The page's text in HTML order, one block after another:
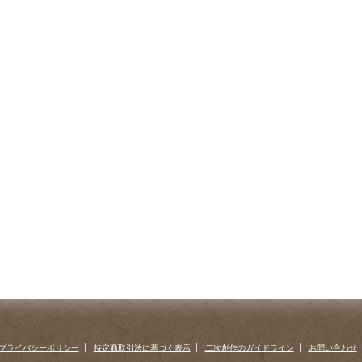
ライバシーポリシー 特定商取引法に基づく表示 二次創作のガイドライン お問い合わせ